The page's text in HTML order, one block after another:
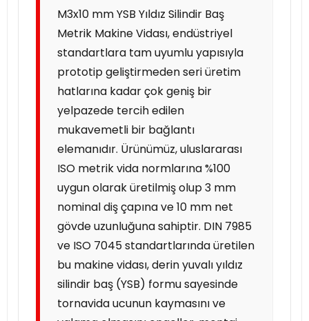
M3x10 mm YSB Yıldız Silindir Baş
Metrik Makine Vidası, endüstriyel
standartlara tam uyumlu yapısıyla
prototip geliştirmeden seri üretim
hatlarına kadar çok geniş bir
yelpazede tercih edilen
mukavemetli bir bağlantı
elemanıdır. Ürünümüz, uluslararası
ISO metrik vida normlarına %100
uygun olarak üretilmiş olup 3 mm
nominal diş çapına ve 10 mm net
gövde uzunluğuna sahiptir. DIN 7985
ve ISO 7045 standartlarında üretilen
bu makine vidası, derin yuvalı yıldız
silindir baş (YSB) formu sayesinde
tornavida ucunun kaymasını ve